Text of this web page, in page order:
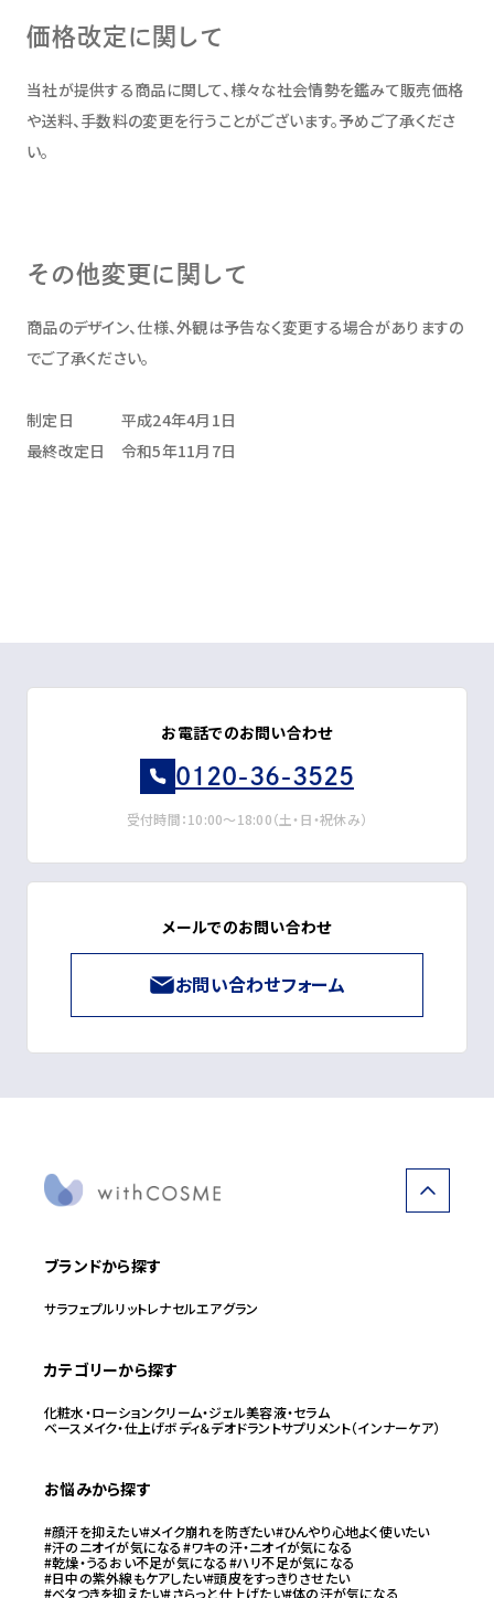
価格改定に関して
当社が提供する商品に関して、様々な社会情勢を鑑みて販売価格
や送料、手数料の変更を行うことがございます。予めご了承くださ
い。
その他変更に関して
商品のデザイン、仕様、外観は予告なく変更する場合がありますの
でご了承ください。
制定日 平成24年4月1日
最終改定日 令和5年11月7日
お電話でのお問い合わせ
0120-36-3525
受付時間：10:00～18:00（土・日・祝休み）
メールでのお問い合わせ
お問い合わせフォーム
ブランドから探す
サラフェプルリットレナセルエアグラン
カテゴリーから探す
化粧水・ローションクリーム・ジェル美容液・セラム
ベースメイク・仕上げボディ＆デオドラントサプリメント（インナーケア）
お悩みから探す
#顔汗を抑えたい#メイク崩れを防ぎたい#ひんやり心地よく使いたい
#汗のニオイが気になる#ワキの汗・ニオイが気になる
#乾燥・うるおい不足が気になる#ハリ不足が気になる
#日中の紫外線もケアしたい#頭皮をすっきりさせたい
#ベタつきを抑えたい#さらっと仕上げたい#体の汗が気になる